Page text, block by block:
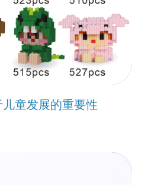
童发展的重要性